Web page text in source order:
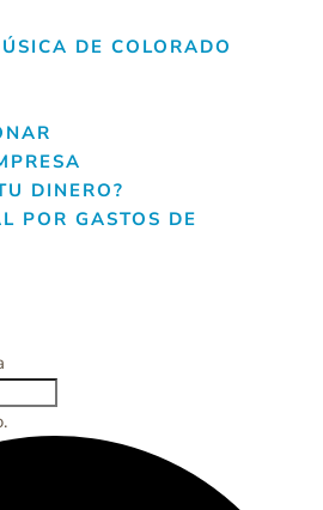
DE COLORADO
DINERO?
POR GASTOS DE